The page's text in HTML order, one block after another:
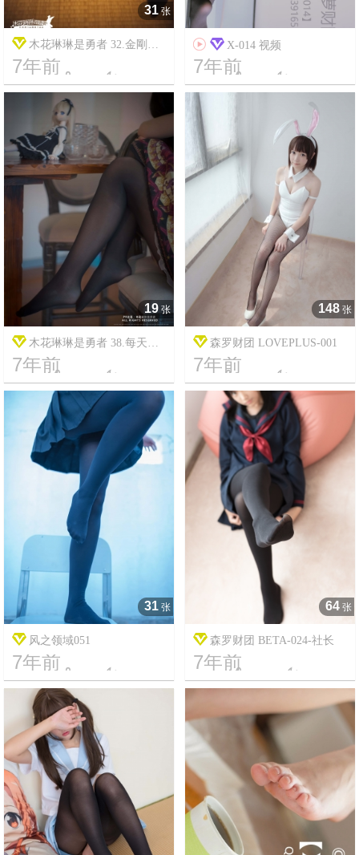
31 张
木花琳琳是勇者 32.金剛ち
ゃんの足でエロいことする本
7年前
9 7146
 X-014 视频
7年前
7 29600
19 张
木花琳琳是勇者 38.每天回
家都看到琳琳在装死 vol.1
7年前
16 8788
148 张
森罗财团 LOVEPLUS-001
7年前
20 15814
31 张
风之领域051
7年前
7 4964
64 张
森罗财团 BETA-024-社长
7年前
18 3628